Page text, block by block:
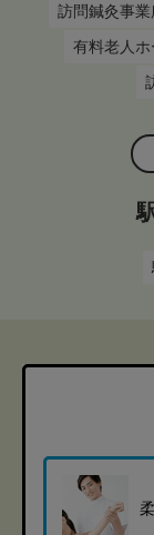
訪問鍼灸事業
有料老人ホ